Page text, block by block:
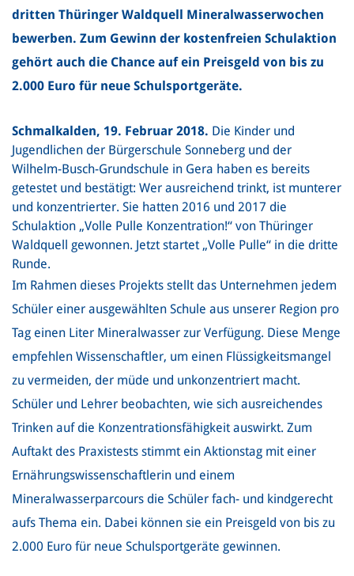
dritten Thüringer Waldquell Mineralwasserwochen
bewerben. Zum Gewinn der kostenfreien Schulaktion
gehört auch die Chance auf ein Preisgeld von bis zu
2.000 Euro für neue Schulsportgeräte.
Schmalkalden, 19. Februar 2018. Die Kinder und
Jugendlichen der Bürgerschule Sonneberg und der
Wilhelm-Busch-Grundschule in Gera haben es bereits
getestet und bestätigt: Wer ausreichend trinkt, ist munterer
und konzentrierter. Sie hatten 2016 und 2017 die
Schulaktion „Volle Pulle Konzentration!“ von Thüringer
Waldquell gewonnen. Jetzt startet „Volle Pulle“ in die dritte
Runde.
Im Rahmen dieses Projekts stellt das Unternehmen jedem
Schüler einer ausgewählten Schule aus unserer Region pro
Tag einen Liter Mineralwasser zur Verfügung. Diese Menge
empfehlen Wissenschaftler, um einen Flüssigkeitsmangel
zu vermeiden, der müde und unkonzentriert macht.
Schüler und Lehrer beobachten, wie sich ausreichendes
Trinken auf die Konzentrationsfähigkeit auswirkt. Zum
Auftakt des Praxistests stimmt ein Aktionstag mit einer
Ernährungswissenschaftlerin und einem
Mineralwasserparcours die Schüler fach- und kindgerecht
aufs Thema ein. Dabei können sie ein Preisgeld von bis zu
2.000 Euro für neue Schulsportgeräte gewinnen.